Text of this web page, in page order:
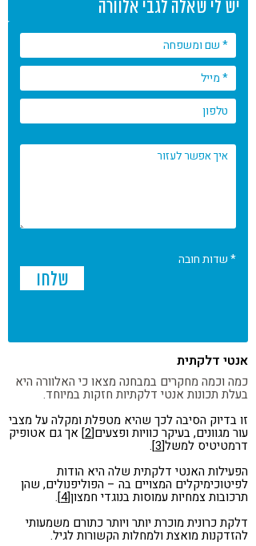
יש לי שאלה לגבי אלוורה
* שדות חובה
אנטי דלקתית
כמה וכמה מחקרים במבחנה מצאו כי האלוורה היא
בעלת תכונות אנטי דלקתיות חזקות במיוחד.
זו בדיוק הסיבה לכך שהיא מטפלת ומקלה על מצבי
עור מגוונים, בעיקר כוויות ופצעים[2] אך גם אטופיק
דרמטיטיס למשל[3]
.
הפעילות האנטי דלקתית שלה היא הודות
לפיטוכימיקלים המצויים בה – הפוליפנולים, שהן
תרכובות צמחיות עמוסות בנוגדי חמצון[4]
.
דלקת כרונית מוכרת יותר ויותר כתורם משמעותי
להזדקנות מואצת ולמחלות הקשורות לגיל.